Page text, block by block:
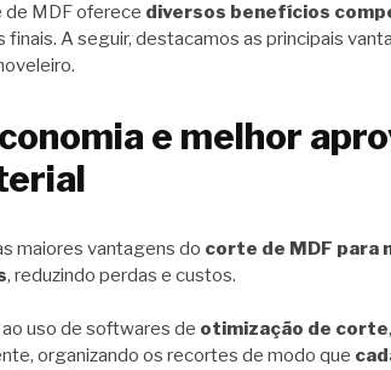
de MDF oferece diversos benefícios
finais. A seguir, destacamos as principais
e melhor
maiores vantagens do corte de MDF para
, reduzindo perdas e custos.
ao uso de softwares de otimização de corte
organizando os recortes de modo que